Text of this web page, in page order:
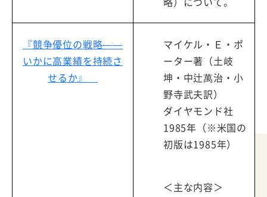
『競争優位の戦略——
いかに高業績を持続さ
せるか』
マイケル・Ｅ・ポ
ーター著（土岐
坤・中辻萬治・小
野寺武夫訳）
ダイヤモンド社
1985年（※米国の
初版は1985年）
＜主な内容＞